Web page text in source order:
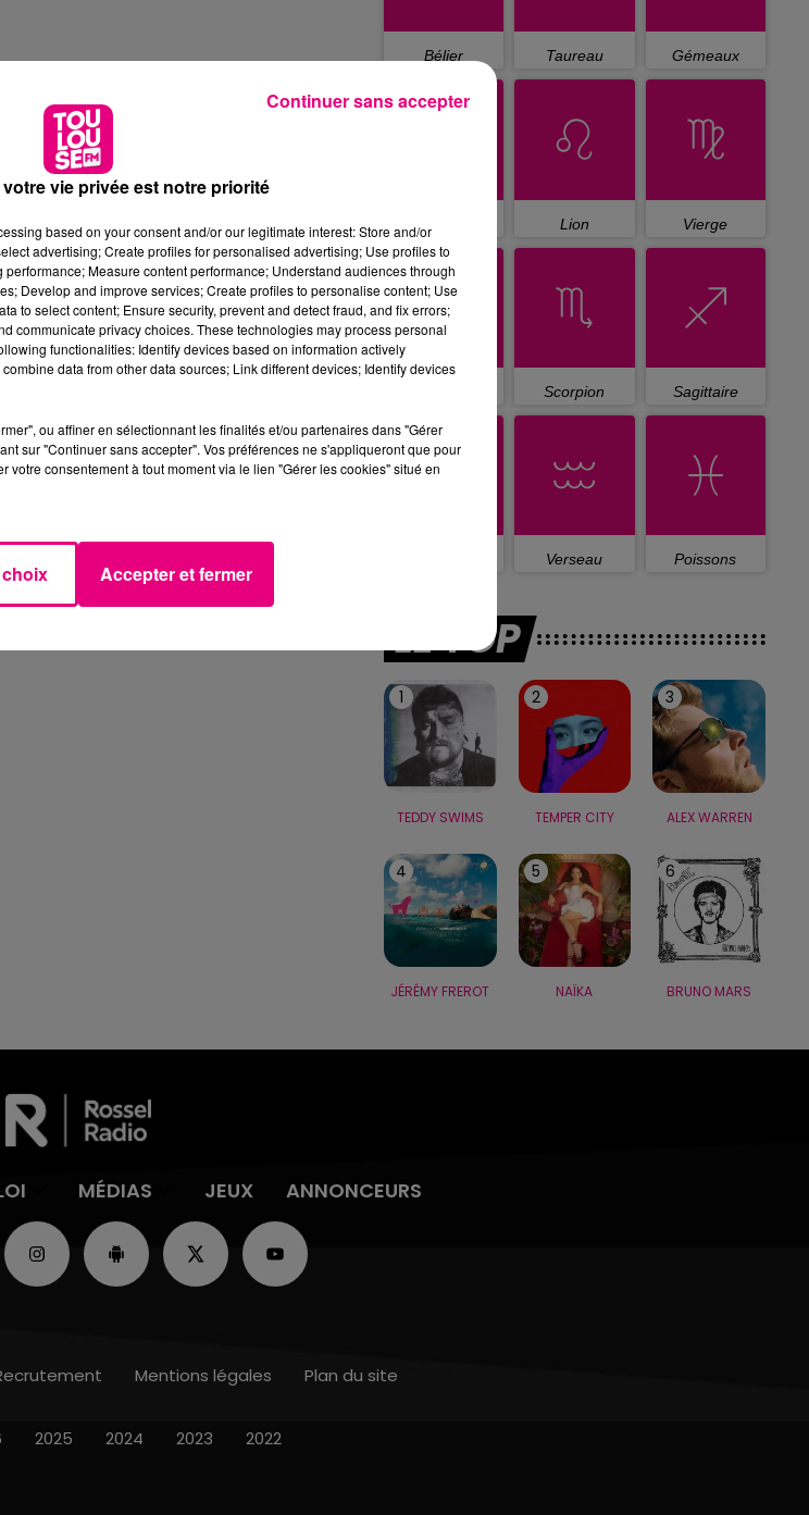
Bélier Taureau Gémeaux
Cancer Lion Vierge
Scorpion Sagittaire
Verseau Poissons
LE TOP
1
TEDDY SWIMS
2
TEMPER CITY
3
ALEX WARREN
4
JÉRÉMY FREROT
5
NAÏKA
6
BRUNO MARS
MÉDIAS JEUX ANNONCEURS
Mentions légales Plan du site
2025 2024 2023 2022
vie privée est notre priorité
based on your consent and/or our legitimate interest: Store and/or
advertising; Create profiles for personalised advertising; Use profiles to
Measure content performance; Understand audiences through
Develop and improve services; Create profiles to personalise content; Use
to select content; Ensure security, prevent and detect fraud, and fix errors;
communicate privacy choices. These technologies may process personal
functionalities: Identify devices based on information actively
data from other data sources; Link different devices; Identify devices
ou affiner en sélectionnant les finalités et/ou partenaires dans "Gérer
sur "Continuer sans accepter". Vos préférences ne s'appliqueront que pour
votre consentement à tout moment via le lien "Gérer les cookies" situé en
Accepter et fermer
Continuer sans accepter